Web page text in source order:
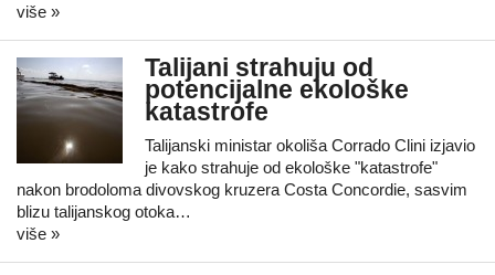
više »
Talijani strahuju od
potencijalne ekološke
katastrofe
Talijanski ministar okoliša Corrado Clini izjavio
je kako strahuje od ekološke "katastrofe"
nakon brodoloma divovskog kruzera Costa Concordie, sasvim
blizu talijanskog otoka…
više »